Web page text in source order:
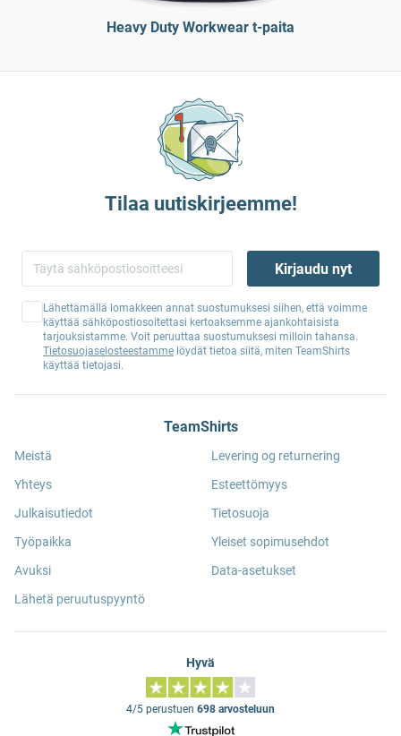
Heavy Duty Workwear t-paita
Tilaa uutiskirjeemme!
Kirjaudu nyt
Lähettämällä lomakkeen annat suostumuksesi siihen, että voimme
käyttää sähköpostiosoitettasi kertoaksemme ajankohtaisista
tarjouksistamme. Voit peruuttaa suostumuksesi milloin tahansa.
Tietosuojaselosteestamme löydät tietoa siitä, miten TeamShirts
käyttää tietojasi.
TeamShirts
Meistä
Yhteys
Julkaisutiedot
Työpaikka
Avuksi
Lähetä peruutuspyyntö
Levering og returnering
Esteettömyys
Tietosuoja
Yleiset sopimusehdot
Data-asetukset
Hyvä
4/5 perustuen 698 arvosteluun